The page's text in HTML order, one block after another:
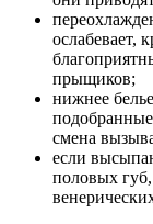
ослабевает,
прыщиков;
нижнее
смена
если
половых